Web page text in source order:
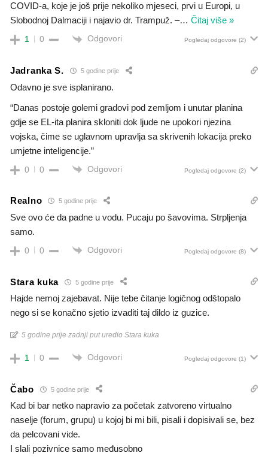
COVID-a, koje je još prije nekoliko mjeseci, prvi u Europi, u
Slobodnoj Dalmaciji i najavio dr. Trampuž. –… Čitaj više »
1 0 Odgovori Pogledaj odgovore (2)
Jadranka S. 5 godine prije
Odavno je sve isplanirano.
“Danas postoje golemi gradovi pod zemljom i unutar planina
gdje se EL-ita planira skloniti dok ljude ne upokori njezina
vojska, čime se uglavnom upravlja sa skrivenih lokacija preko
umjetne inteligencije.”
0 0 Odgovori Pogledaj odgovore (2)
Realno 5 godine prije
Sve ovo će da padne u vodu. Pucaju po šavovima. Strpljenja
samo.
0 0 Odgovori Pogledaj odgovore (8)
Stara kuka 5 godine prije
Hajde nemoj zajebavat. Nije tebe čitanje logičnog odštopalo
nego si se konačno sjetio izvaditi taj dildo iz guzice.
5 godine prije zadnji put uredio Stara kuka
1 0 Odgovori Pogledaj odgovore (1)
Čabo 5 godine prije
Kad bi bar netko napravio za početak zatvoreno virtualno
naselje (forum, grupu) u kojoj bi mi bili, pisali i dopisivali se, bez
da pelcovani vide.
I slali pozivnice samo međusobno